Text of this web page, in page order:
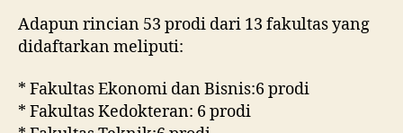
Adapun rincian 53 prodi dari 13 fakultas yang
didaftarkan meliputi:
* Fakultas Ekonomi dan Bisnis:6 prodi
* Fakultas Kedokteran: 6 prodi